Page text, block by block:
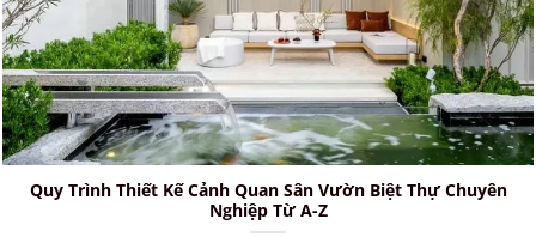
Quy Trình Thiết Kế Cảnh Quan Sân Vườn Biệt Thự Chuyên
Nghiệp Từ A-Z